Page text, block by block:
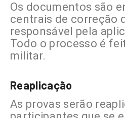
Os documentos são
centrais de correção
responsável pela
Todo o processo é
militar.
Reaplicação
As provas serão